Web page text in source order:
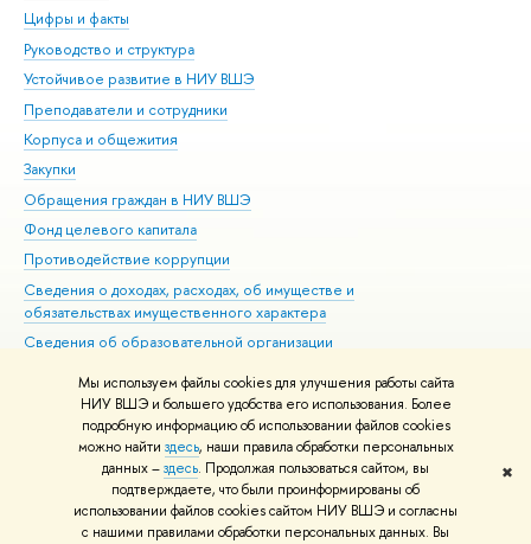
Мы используем файлы cookies для улучшения работы сайта
НИУ ВШЭ и большего удобства его использования. Более
подробную информацию об использовании файлов cookies
можно найти здесь, наши правила обработки персональных
данных –здесь. Продолжая пользоваться сайтом, вы
подтверждаете, что были проинформированы об
использовании файлов cookies сайтом НИУ ВШЭ и согласны
с нашими правилами обработки персональных данных. Вы
✖
Цифры и факты
Руководство и структура
Устойчивое развитие в НИУ ВШЭ
Преподаватели и сотрудники
Корпуса и общежития
Закупки
Обращения граждан в НИУ ВШЭ
Фонд целевого капитала
Противодействие коррупции
Сведения о доходах, расходах, об имуществе и
обязательствах имущественного характера
Сведения об образовательной организации
Людям с ограниченными возможностями здоровья
Единая платежная страница
Работа в Вышке
© НИУ ВШЭ 1993–2026 Адреса и контакты Условия использования
материалов Политика конфиденциальности Карта сайта